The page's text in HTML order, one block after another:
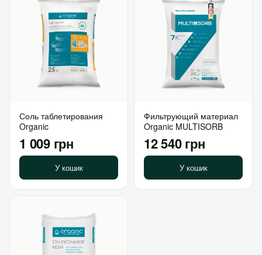
Соль таблетирования
Organic
1 009 грн
У кошик
Фильтрующий материал
Organic MULTISORB
12 540 грн
У кошик